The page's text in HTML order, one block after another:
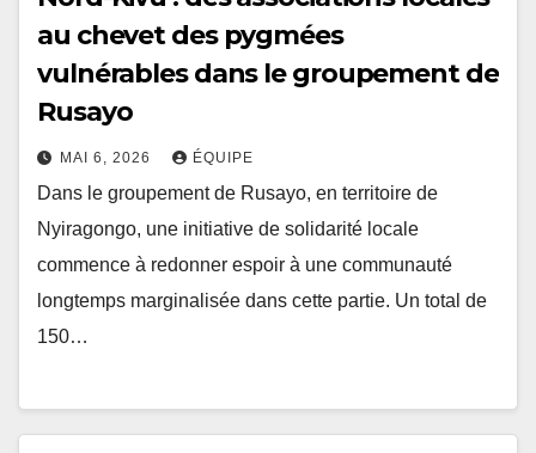
au chevet des pygmées
vulnérables dans le groupement de
Rusayo
MAI 6, 2026 ÉQUIPE
Dans le groupement de Rusayo, en territoire de
Nyiragongo, une initiative de solidarité locale
commence à redonner espoir à une communauté
longtemps marginalisée dans cette partie. Un total de
150…